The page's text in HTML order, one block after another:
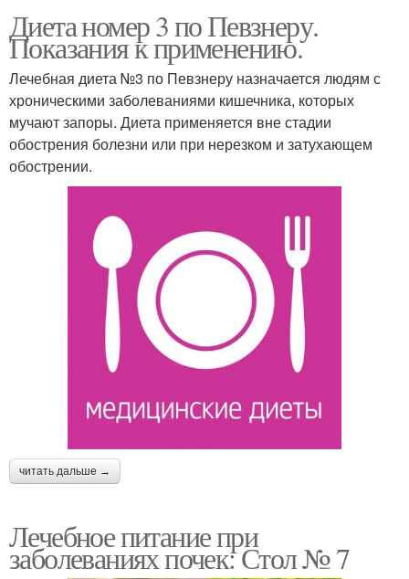
Диета номер 3 по Певзнеру.
Показания к применению.
Лечебная диета №3 по Певзнеру назначается людям с
хроническими заболеваниями кишечника, которых
мучают запоры. Диета применяется вне стадии
обострения болезни или при нерезком и затухающем
обострении.
читать дальше →
Лечебное питание при
заболеваниях почек: Стол № 7